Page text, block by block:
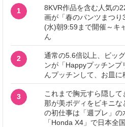
1
8KVR作品を含む人気の
画が「春のパンツまつ
(水)朝9:59まで開催～キ
ん
2
通常の5.6倍以上、ビッ
ンが「Happyプッチン
んプッチンして、お皿
3
これまで胸元すら隠し
那が美ボディをビキニ
の初仕事は「週プレ」
「Honda X4」で日本全